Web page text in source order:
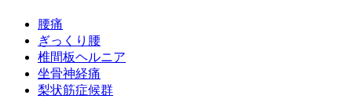
腰痛
ぎっくり腰
椎間板ヘルニア
坐骨神経痛
梨状筋症候群